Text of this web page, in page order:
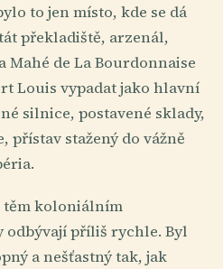
to jen místo, kde se dá
překladiště, arzenál,
Mahé de La Bourdonnaise
Louis vypadat jako hlavní
silnice, postavené sklady,
přístav stažený do vážně
těm koloniálním
odbývají příliš rychle. Byl
a nešťastný tak, jak